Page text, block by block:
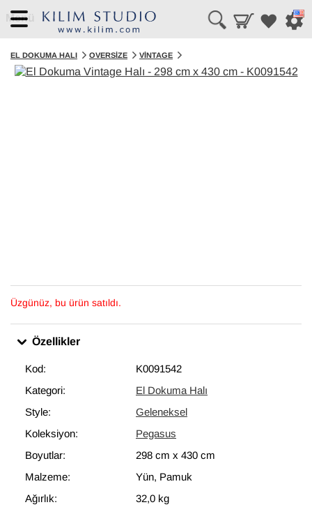
Menü
EL DOKUMA HALI OVERSIZE VINTAGE
Üzgünüz, bu ürün satıldı.
Özellikler
Kod:
K0091542
Kategori:
El Dokuma Halı
Style:
Geleneksel
Koleksiyon:
Pegasus
Boyutlar:
298 cm x 430 cm
Malzeme:
Yün, Pamuk
Ağırlık:
32,0 kg